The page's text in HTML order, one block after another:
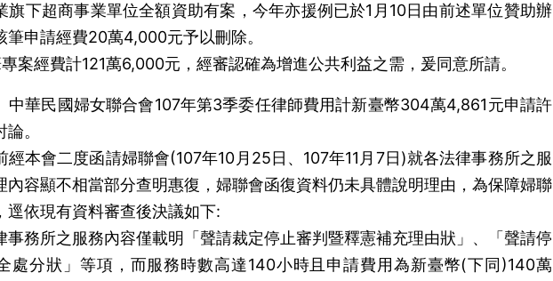
旗下超商事業單位全額資助有案，今年亦援例已於1月10日由前述單位贊助辦
筆申請經費20萬4,000元予以刪除。
案經費計121萬6,000元，經審認確為增進公共利益之需，爰同意所請。
中華民國婦女聯合會107年第3季委任律師費用計新臺幣304萬4,861元申請許
。
經本會二度函請婦聯會(107年10月25日、107年11月7日)就各法律事務所之服
內容顯不相當部分查明惠復，婦聯會函復資料仍未具體說明理由，為保障婦聯
逕依現有資料審查後決議如下:
事務所之服務內容僅載明「聲請裁定停止審判暨釋憲補充理由狀」、「聲請停
處分狀」等項，而服務時數高達140小時且申請費用為新臺幣(下同)140萬